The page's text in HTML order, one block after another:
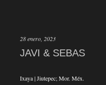
28 enero, 2023
JAVI & SEBAS
Ixaya | Jiutepec; Mor. Méx.